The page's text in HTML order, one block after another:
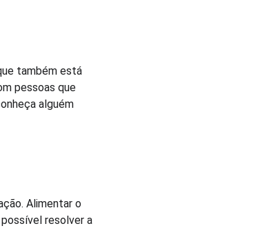
também está
pessoas que
alguém
Alimentar o
resolver a